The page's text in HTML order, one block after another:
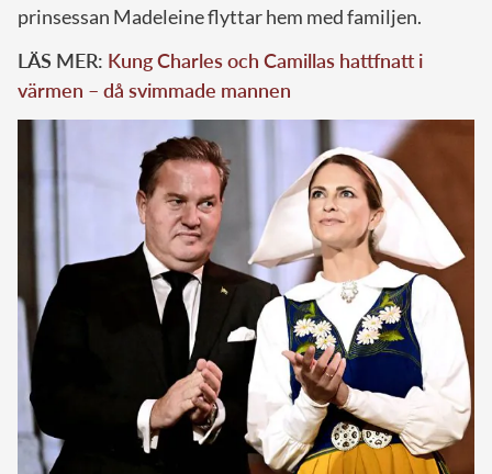
prinsessan Madeleine flyttar hem med familjen.
LÄS MER: Kung Charles och Camillas hattfnatt i
värmen – då svimmade mannen